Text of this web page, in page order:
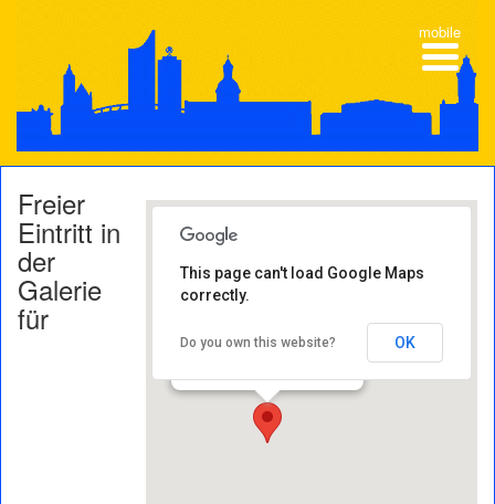
Galerie für
Karl-Tauchnitz-Straße 9-11 -
04107 Leipzig
This page can't load Google Maps
correctly.
Do you own this website? OK
Freier
Eintritt in
der
Galerie
für
mobile